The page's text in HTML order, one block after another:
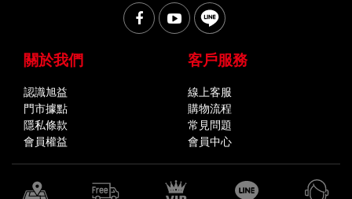
關於我們
認識旭益
門市據點
隱私條款
會員權益
客戶服務
線上客服
購物流程
常見問題
會員中心